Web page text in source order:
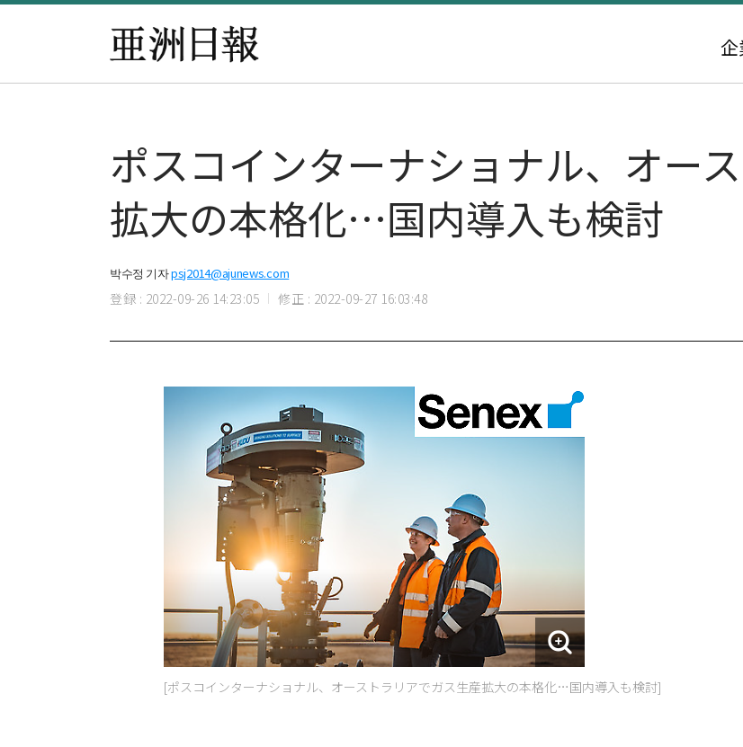
ポスコインターナショナル、オー
拡大の本格化…国内導入も検討
박수정 기자psj2014@ajunews.com
登録 : 2022-09-26 14:23:05 修正 : 2022-09-27 16:03:48
[ポスコインターナショナル、オーストラリアでガス生産拡大の本格化…国内導入も検討]